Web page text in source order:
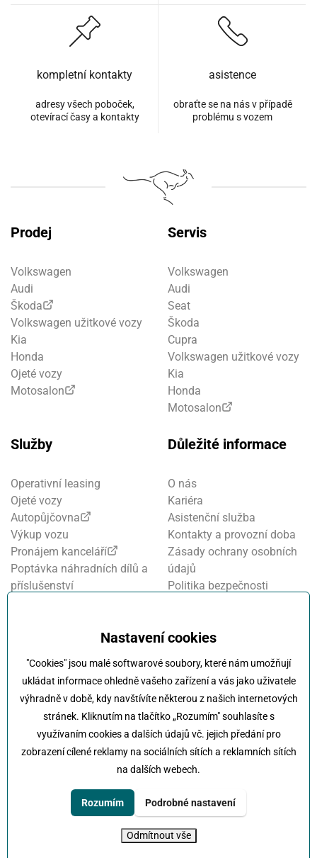
Nastavení cookies
"Cookies" jsou malé softwarové soubory, které nám umožňují
ukládat informace ohledně vašeho zařízení a vás jako uživatele
výhradně v době, kdy navštívíte některou z našich internetových
stránek. Kliknutím na tlačítko „Rozumím" souhlasíte s
využívaním cookies a dalších údajů vč. jejich předání pro
zobrazení cílené reklamy na sociálních sítích a reklamních sítích
na dalších webech.
Rozumím Podrobné nastavení
Odmítnout vše
kompletní kontakty
adresy všech poboček,
otevírací časy a kontakty
asistence
obraťte se na nás v případě
problému s vozem
Prodej
Volkswagen
Audi
Škoda
Volkswagen užitkové vozy
Kia
Honda
Ojeté vozy
Motosalon
Servis
Volkswagen
Audi
Seat
Škoda
Cupra
Volkswagen užitkové vozy
Kia
Honda
Motosalon
Služby
Operativní leasing
Ojeté vozy
Autopůjčovna
Výkup vozu
Pronájem kanceláří
Poptávka náhradních dílů a
příslušenství
Důležité informace
O nás
Kariéra
Asistenční služba
Kontakty a provozní doba
Zásady ochrany osobních
údajů
Politika bezpečnosti
Oznamovací systém
Kola Klokočka - ukončení
provozu
Klokočka - Na každé cestě s vámi
Karlovarská 814/115 , 161 00 Praha 6 - Řepy
+420 222 197 111e-mail:info@klokocka.cz
© 2026 KlokočkaTvorba webuUVM interactive